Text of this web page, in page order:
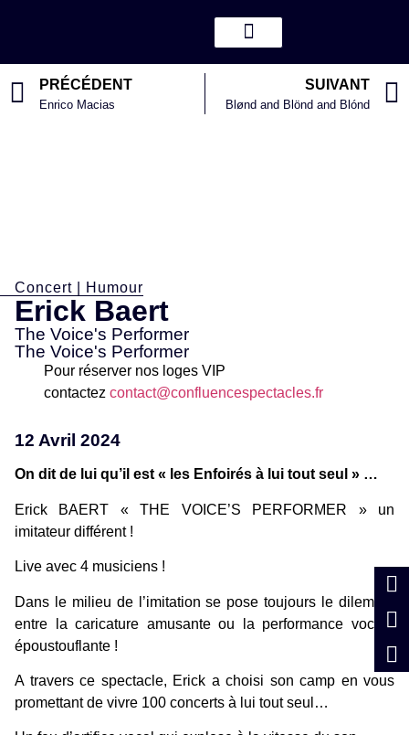
PRÉCÉDENT
Enrico Macias
SUIVANT
Blønd and Blönd and Blónd
Concert Humour
Erick Baert
The Voice's Performer
The Voice's Performer
Pour réserver nos loges VIP
contactez contact@confluencespectacles.fr
12 Avril 2024
On dit de lui qu’il est « les Enfoirés à lui tout seul » …
Erick BAERT « THE VOICE’S PERFORMER » un
imitateur différent !
Live avec 4 musiciens !
Dans le milieu de l’imitation se pose toujours le dilemme
entre la caricature amusante ou la performance vocale
époustouflante !
A travers ce spectacle, Erick a choisi son camp en vous
promettant de vivre 100 concerts à lui tout seul…